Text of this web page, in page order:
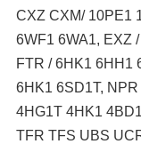
CXZ CXM/ 10PE1
6WF1 6WA1, EXZ
FTR / 6HK1 6HH1
6HK1 6SD1T,
4HG1T 4HK1
TFR TFS UBS